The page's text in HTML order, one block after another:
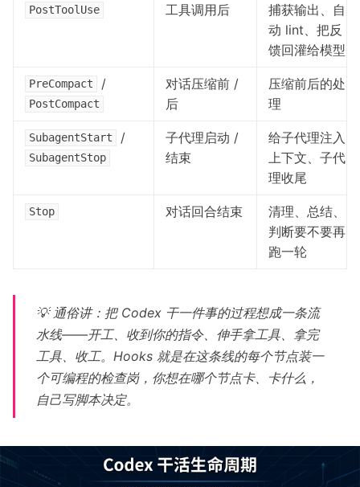
PostToolUse 工具调用后
捕获输出、自
动 lint、把反
馈回灌给模型
PreCompact /
PostCompact
对话压缩前 /
后
压缩前后的处
理
SubagentStart /
SubagentStop
子代理启动 /
结束
给子代理注入
上下文、子代
理收尾
Stop 对话回合结束
清理、总结、
判断要不要再
跑一轮
💡 通俗讲：把 Codex 干一件事的过程想成一条流
水线——开工、收到你的指令、伸手拿工具、拿完
工具、收工。Hooks 就是在这条线的每个节点装一
个可编程的检查岗，你想在哪个节点卡、卡什么，
自己写脚本决定。